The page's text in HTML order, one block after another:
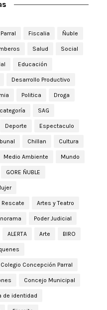
Parral Fiscalia Ñuble
Salud Social
Educación
Desarrollo Productivo
Politica Droga
SAG
Deporte Espectaculo
Chillan Cultura
Medio Ambiente Mundo
GORE ÑUBLE
Rescate Artes y Teatro
Poder Judicial
ALERTA Arte BIRO
Colegio Concepción Parral
Concejo Municipal
de identidad